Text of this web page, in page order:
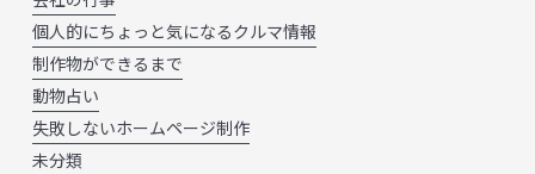
個人的にちょっと気になるクルマ情報
制作物ができるまで
動物占い
失敗しないホームページ制作
未分類